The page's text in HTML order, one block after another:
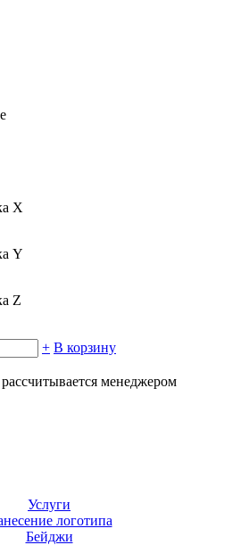
X
Y
Z
+ В корзину
менеджером
Услуги
логотипа
Бейджи